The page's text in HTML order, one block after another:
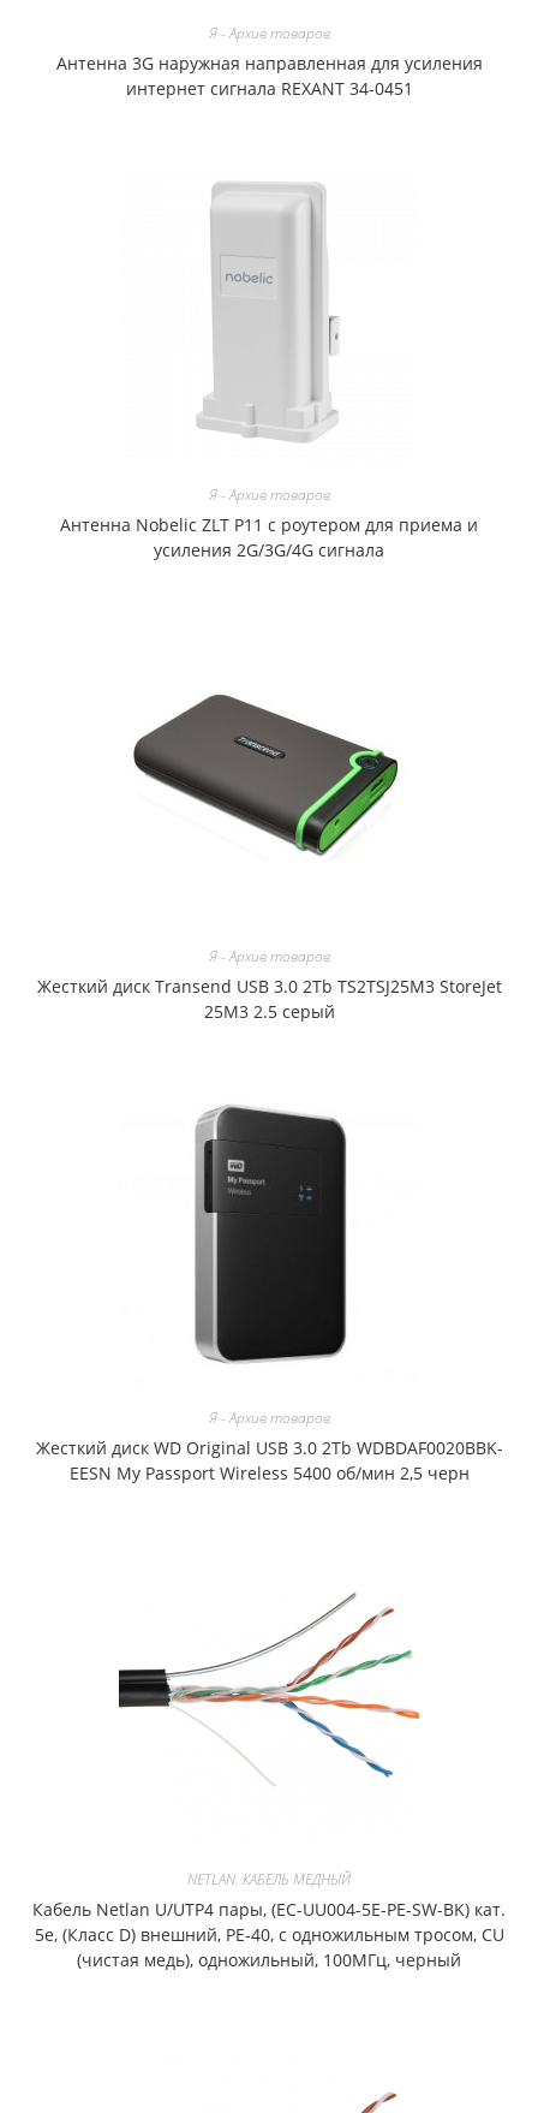
Я - Архив товаров
Антенна 3G наружная направленная для усиления
интернет сигнала REXANT 34-0451
Я - Архив товаров
Антенна Nobelic ZLT P11 с роутером для приема и
усиления 2G/3G/4G сигнала
Я - Архив товаров
Жесткий диск Transend USB 3.0 2Tb TS2TSJ25M3 StoreJet
25M3 2.5 серый
Я - Архив товаров
Жесткий диск WD Original USB 3.0 2Tb WDBDAF0020BBK-
EESN My Passport Wireless 5400 об/мин 2,5 черн
NETLAN. КАБЕЛЬ МЕДНЫЙ
Кабель Netlan U/UTP4 пары, (EC-UU004-5E-PE-SW-BK) кат.
5е, (Класс D) внешний, PE-40, с одножильным тросом, CU
(чистая медь), одножильный, 100МГц, черный